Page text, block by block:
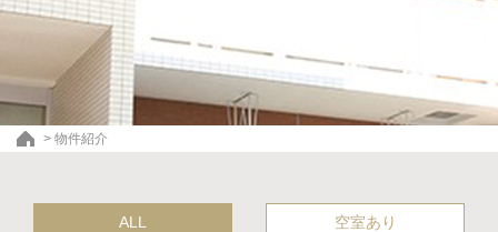
> 物件紹介
ALL 空室あり